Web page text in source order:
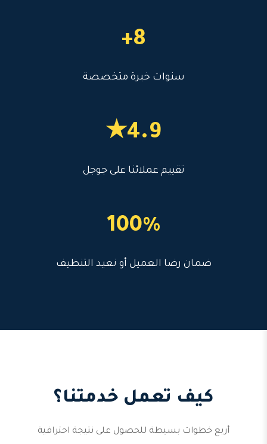
8+
سنوات خبرة متخصصة
4.9★
تقييم عملائنا على جوجل
100%
ضمان رضا العميل أو نعيد التنظيف
كيف تعمل خدمتنا؟
أربع خطوات بسيطة للحصول على نتيجة احترافية